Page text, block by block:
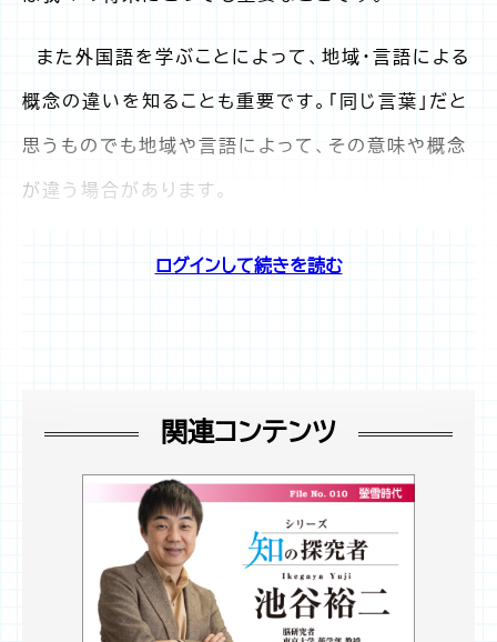
また外国語を学ぶことによって、地域・言語による
概念の違いを知ることも重要です。「同じ言葉」だと
思うものでも地域や言語によって、その意味や概念
が違う場合があります。
ログインして続きを読む
関連コンテンツ